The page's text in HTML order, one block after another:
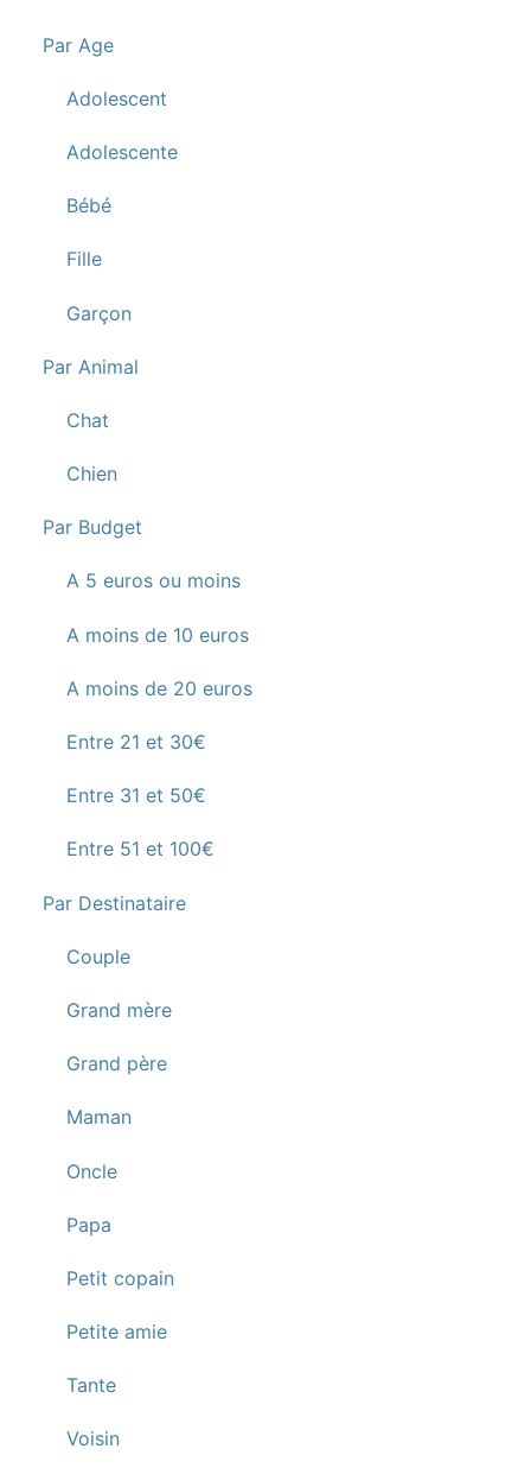
Par Age
Adolescent
Adolescente
Bébé
Fille
Garçon
Par Animal
Chat
Chien
Par Budget
A 5 euros ou moins
A moins de 10 euros
A moins de 20 euros
Entre 21 et 30€
Entre 31 et 50€
Entre 51 et 100€
Par Destinataire
Couple
Grand mère
Grand père
Maman
Oncle
Papa
Petit copain
Petite amie
Tante
Voisin